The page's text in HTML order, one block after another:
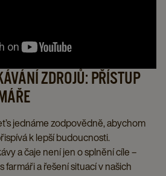
ZDROJŮ: PŘÍSTUP
jednáme zodpovědně, abychom
k lepší budoucnosti.
a čaje není jen o splnění cíle –
farmáři a řešení situací v našich